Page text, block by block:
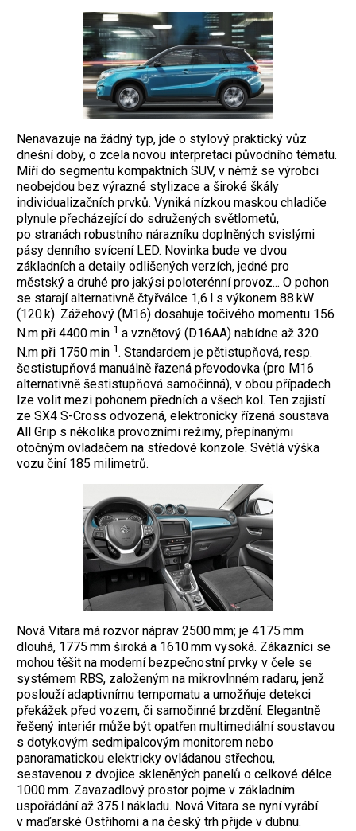
Nenavazuje na žádný typ, jde o stylový praktický vůz
dnešní doby, o zcela novou interpretaci původního tématu.
Míří do segmentu kompaktních SUV, v němž se výrobci
neobejdou bez výrazné stylizace a široké škály
individualizačních prvků. Vyniká nízkou maskou chladiče
plynule přecházející do sdružených světlometů,
po stranách robustního nárazníku doplněných svislými
pásy denního svícení LED. Novinka bude ve dvou
základních a detaily odlišených verzích, jedné pro
městský a druhé pro jakýsi poloterénní provoz... O pohon
se starají alternativně čtyřválce 1,6 l s výkonem 88 kW
(120 k). Zážehový (M16) dosahuje točivého momentu 156
N.m při 4400 min‑1 a vznětový (D16AA) nabídne až 320
N.m při 1750 min‑1. Standardem je pětistupňová, resp.
šestistupňová manuálně řazená převodovka (pro M16
alternativně šestistupňová samočinná), v obou případech
lze volit mezi pohonem předních a všech kol. Ten zajistí
ze SX4 S-Cross odvozená, elektronicky řízená soustava
All Grip s několika provozními režimy, přepínanými
otočným ovladačem na středové konzole. Světlá výška
vozu činí 185 milimetrů.
Nová Vitara má rozvor náprav 2500 mm; je 4175 mm
dlouhá, 1775 mm široká a 1610 mm vysoká. Zákazníci se
mohou těšit na moderní bezpečnostní prvky v čele se
systémem RBS, založeným na mikrovlnném radaru, jenž
poslouží adaptivnímu tempomatu a umožňuje detekci
překážek před vozem, či samočinné brzdění. Elegantně
řešený interiér může být opatřen multimediální soustavou
s dotykovým sedmipalcovým monitorem nebo
panoramatickou elektricky ovládanou střechou,
sestavenou z dvojice skleněných panelů o celkové délce
1000 mm. Zavazadlový prostor pojme v základním
uspořádání až 375 l nákladu. Nová Vitara se nyní vyrábí
v maďarské Ostřihomi a na český trh přijde v dubnu.